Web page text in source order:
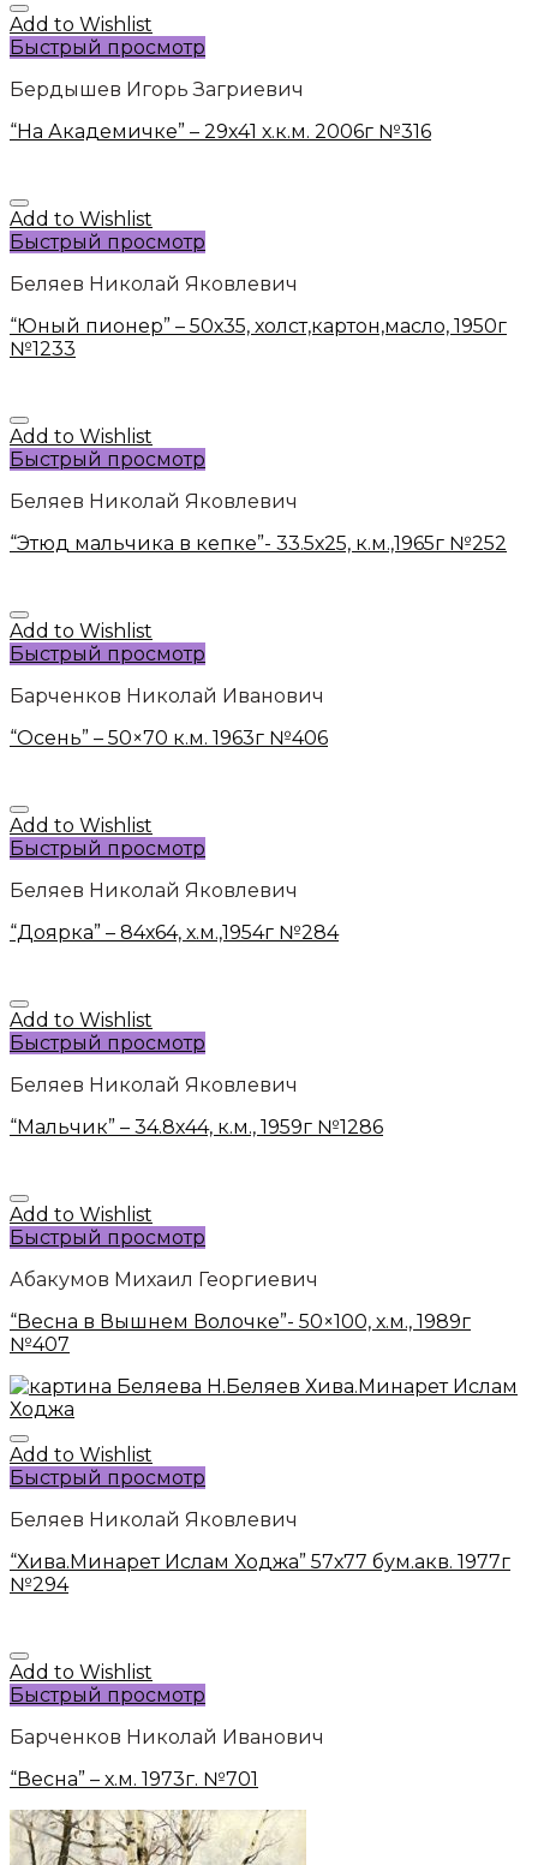
Add to Wishlist
Быстрый просмотр
Бердышев Игорь Загриевич
“На Академичке” – 29х41 х.к.м. 2006г №316
Add to Wishlist
Быстрый просмотр
Беляев Николай Яковлевич
“Юный пионер” – 50х35, холст,картон,масло, 1950г
№1233
Add to Wishlist
Быстрый просмотр
Беляев Николай Яковлевич
“Этюд мальчика в кепке”- 33.5х25, к.м.,1965г №252
Add to Wishlist
Быстрый просмотр
Барченков Николай Иванович
“Осень” – 50×70 к.м. 1963г №406
Add to Wishlist
Быстрый просмотр
Беляев Николай Яковлевич
“Доярка” – 84х64, х.м.,1954г №284
Add to Wishlist
Быстрый просмотр
Беляев Николай Яковлевич
“Мальчик” – 34.8х44, к.м., 1959г №1286
Add to Wishlist
Быстрый просмотр
Абакумов Михаил Георгиевич
“Весна в Вышнем Волочке”- 50×100, х.м., 1989г
№407
Add to Wishlist
Быстрый просмотр
Беляев Николай Яковлевич
“Хива.Минарет Ислам Ходжа” 57х77 бум.акв. 1977г
№294
Add to Wishlist
Быстрый просмотр
Барченков Николай Иванович
“Весна” – х.м. 1973г. №701